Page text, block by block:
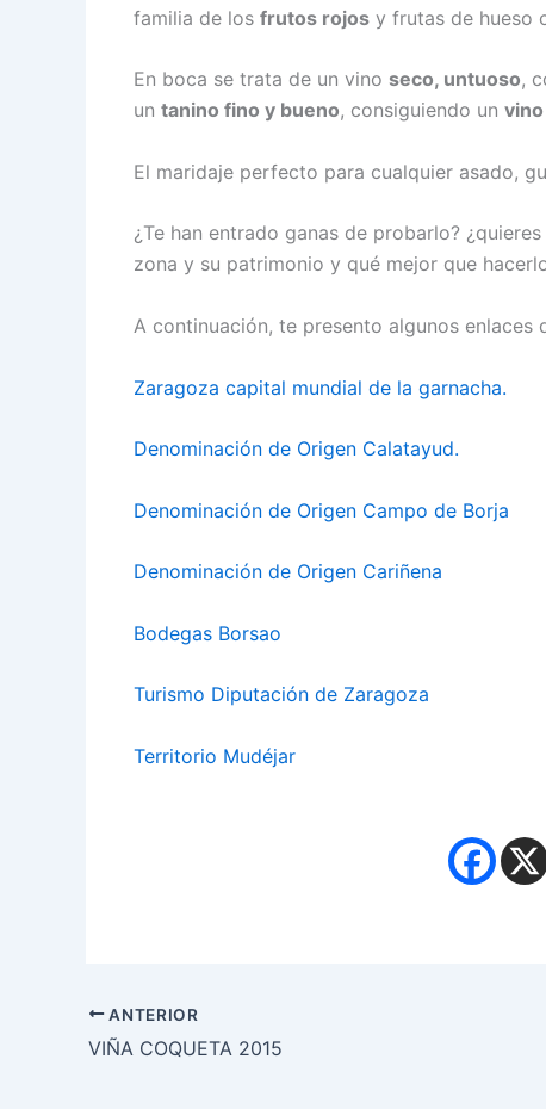
familia de los frutos rojos y frutas de hueso
En boca se trata de un vino seco, untuoso,
un tanino fino y bueno, consiguiendo un
El maridaje perfecto para cualquier asado,
¿Te han entrado ganas de probarlo?
zona y su patrimonio y qué mejor que
A continuación, te presento algunos
Zaragoza capital mundial de la garnacha.
Denominación de Origen Calatayud.
Denominación de Origen Campo de Borja
Denominación de Origen Cariñena
Bodegas Borsao
Turismo Diputación de Zaragoza
Territorio Mudéjar
ANTERIOR
VIÑA COQUETA 2015